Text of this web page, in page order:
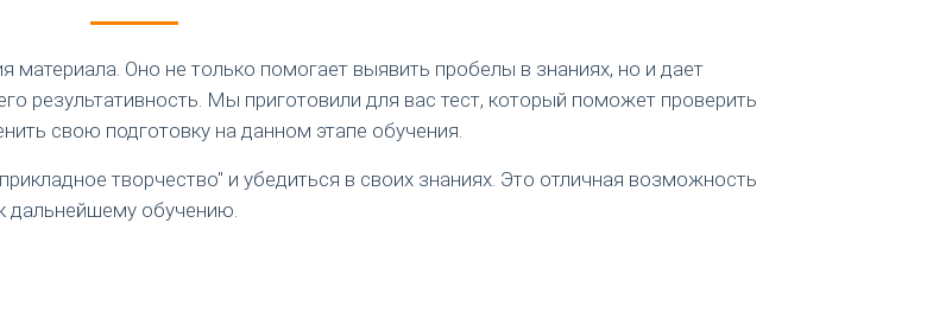
Оно не только помогает выявить пробелы в знаниях, но и дает
результативность. Мы приготовили для вас тест, который поможет проверить
свою подготовку на данном этапе обучения.
творчество" и убедиться в своих знаниях. Это отличная возможность
дальнейшему обучению.